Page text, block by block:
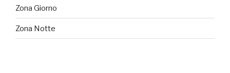
Zona Giorno
Zona Notte